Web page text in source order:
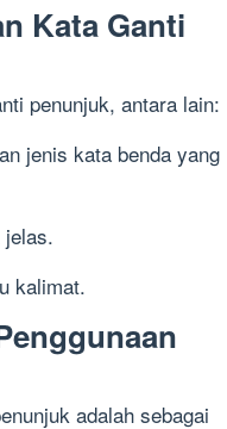
Kata Ganti
penunjuk, antara lain:
jenis kata benda yang
jelas.
kalimat.
adalah sebagai